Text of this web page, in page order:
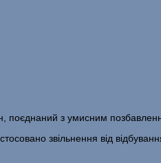
поєднаний з умисним
звільнення від